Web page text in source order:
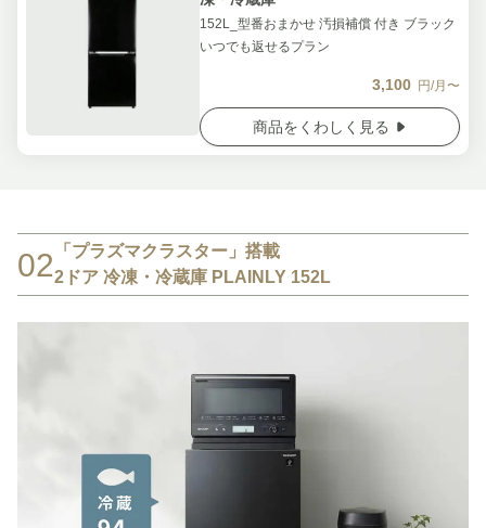
152L_型番おまかせ 汚損補償 付き ブラック
いつでも返せるプラン
3,100 円/月〜
商品をくわしく見る
02
「プラズマクラスター」搭載
2ドア 冷凍・冷蔵庫 PLAINLY 152L